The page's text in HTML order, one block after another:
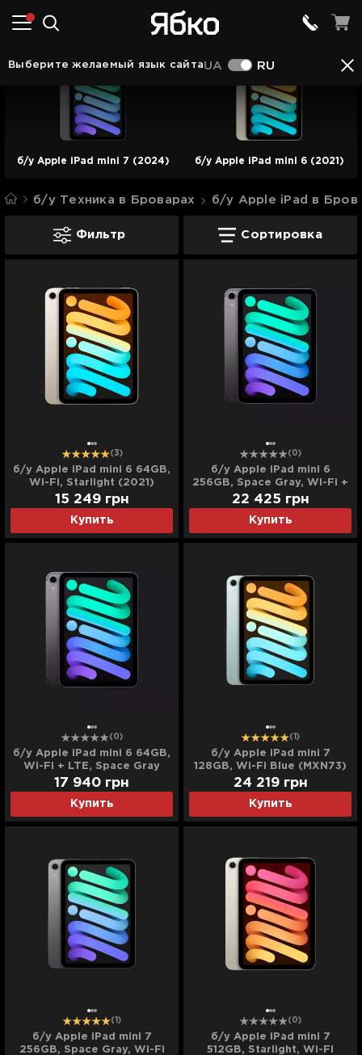
Выберите желаемый язык сайтаUA RU
б/у Apple iPad mini 7 (2024) б/у Apple iPad mini 6 (2021)
б/у Техника в Броварах б/у Apple iPad в
б/у iPad mini в Броварах
Фильтр Сортировка
(3)
б/у Apple iPad mini 6 64GB,
Wi-Fi, Starlight (2021)
Купить
15 249 грн
(0)
б/у Apple iPad mini 6
256GB, Space Gray, Wi-Fi +
LTE (MK8F3)
Купить
22 425 грн
(0)
б/у Apple iPad mini 6 64GB,
Wi-Fi + LTE, Space Gray
(2021) (MK893)
Купить
17 940 грн
(1)
б/у Apple iPad mini 7
128GB, Wi-Fi Blue (MXN73)
(2024)
Купить
24 219 грн
(1)
б/у Apple iPad mini 7
256GB, Space Gray, Wi-Fi
(0)
б/у Apple iPad mini 7
512GB, Starlight, Wi-Fi